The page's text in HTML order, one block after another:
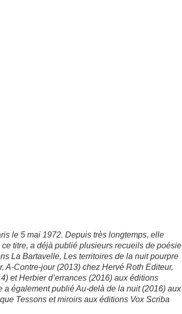
le 5 mai 1972. Depuis très longtemps, elle
ce titre, a déjà publié plusieurs recueils de poésie
La Bartavelle, Les territoires de la nuit pourpre
A-Contre-jour(2013) chez Hervé Roth Editeur,
etHerbier d’errances (2016) aux éditions
a également publiéAu-delà de la nuit(2016) aux
Tessons et miroirs aux éditions Vox Scriba